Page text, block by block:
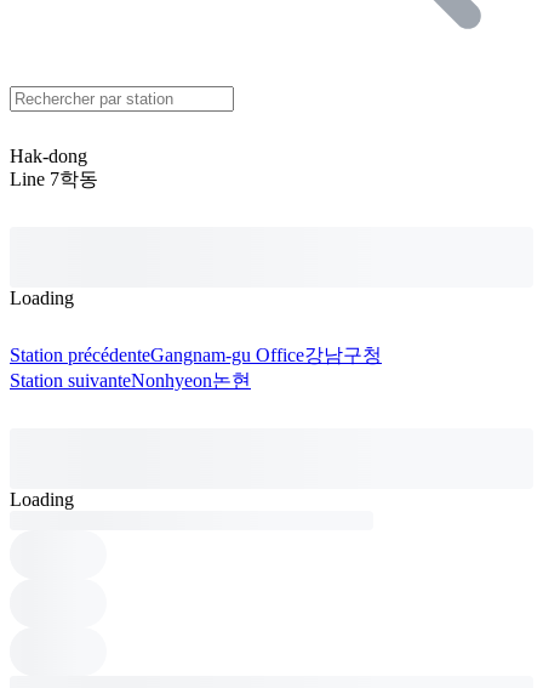
Hak-dong
Line 7학동
Loading
Station précédenteGangnam-gu Office강남구청
Station suivanteNonhyeon논현
Loading